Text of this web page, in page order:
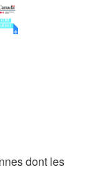
dont les